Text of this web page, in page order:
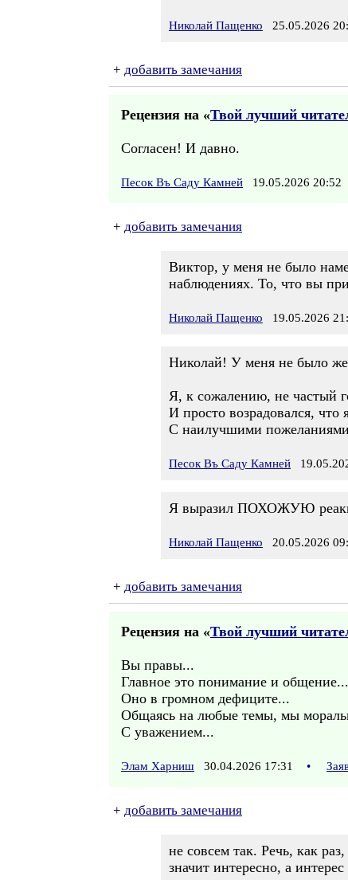
Николай Пащенко 25.05.2026
+ добавить замечания
Рецензия на «Твой лучший
Согласен! И давно.
Песок Въ Саду Камней 19.05.2026 20:52
+ добавить замечания
Виктор, у меня не было
наблюдениях. То, что вы
Николай Пащенко 19.05.2026
Николай! У меня не было
Я, к сожалению, не частый
И просто возрадовался,
С наилучшими
Песок Въ Саду Камней
Я выразил ПОХОЖУЮ
Николай Пащенко 20.05.2026
+ добавить замечания
Рецензия на «Твой лучший
Вы правы...
Главное это понимание и общение...
Оно в громном дефиците...
Общаясь на любые темы, мы
С уважением...
Элам Харниш 30.04.2026 17:31 •
+ добавить замечания
не совсем так. Речь, как
значит интересно, а